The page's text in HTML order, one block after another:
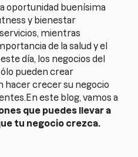
oportunidad buenísima
y bienestar
mientras
de la salud y el
día, los negocios del
pueden crear
hacer crecer su negocio
este blog, vamos a
que puedes llevar a
tu negocio crezca.